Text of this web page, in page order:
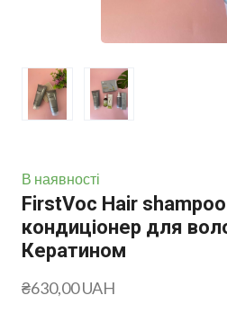
В наявності
FirstVoc Hair
кондиціонер для
Кератином
₴630,00 UAH